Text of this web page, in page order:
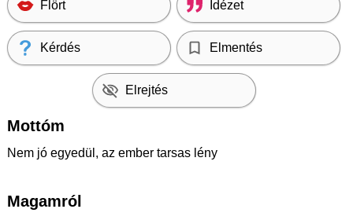
Flört Idézet
Kérdés Elmentés
Elrejtés
Mottóm
Nem jó egyedül, az ember tarsas lény
Magamról